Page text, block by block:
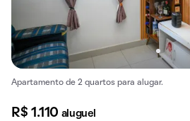
Apartamento de 2 quartos para alugar.
R$ 1.110 aluguel